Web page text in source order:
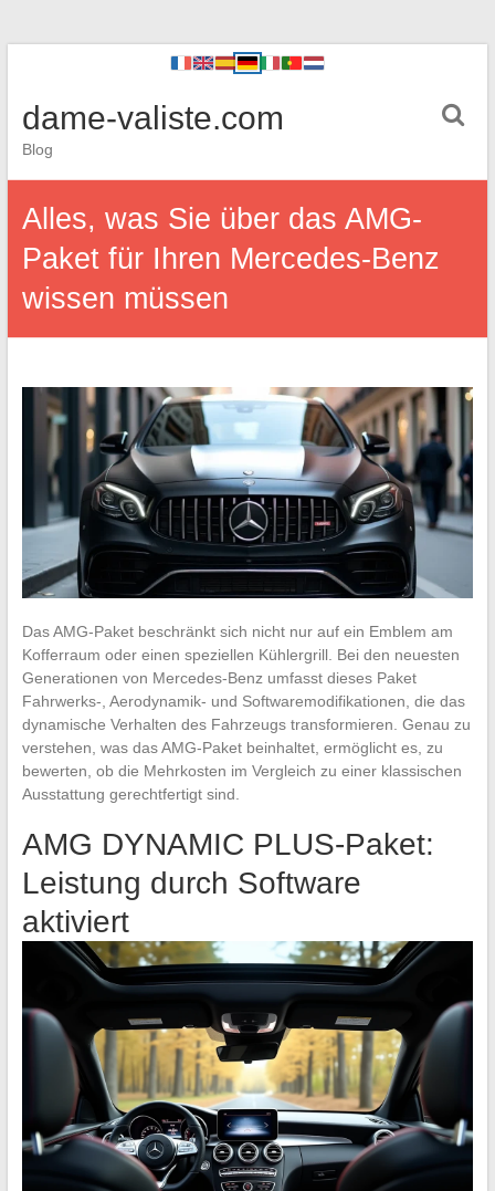
dame-valiste.com
Blog
Alles, was Sie über das AMG-
Paket für Ihren Mercedes-Benz
wissen müssen
Das AMG-Paket beschränkt sich nicht nur auf ein Emblem am
Kofferraum oder einen speziellen Kühlergrill. Bei den neuesten
Generationen von Mercedes-Benz umfasst dieses Paket
Fahrwerks-, Aerodynamik- und Softwaremodifikationen, die das
dynamische Verhalten des Fahrzeugs transformieren. Genau zu
verstehen, was das AMG-Paket beinhaltet, ermöglicht es, zu
bewerten, ob die Mehrkosten im Vergleich zu einer klassischen
Ausstattung gerechtfertigt sind.
AMG DYNAMIC PLUS-Paket:
Leistung durch Software
aktiviert